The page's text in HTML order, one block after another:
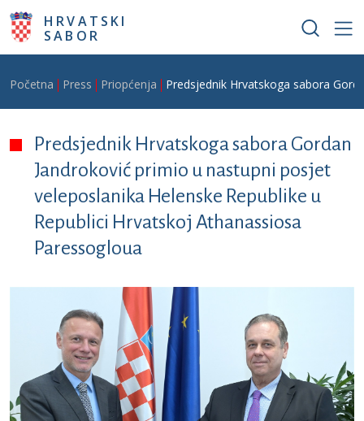
Skoči na glavni sadržaj
HRVATSKI
SABOR
Breadcrumb
Početna Press Priopćenja Predsjednik Hrvatskoga sabora
Predsjednik Hrvatskoga sabora Gordan
Jandroković primio u nastupni posjet
veleposlanika Helenske Republike u
Republici Hrvatskoj Athanassiosa
Paressogloua